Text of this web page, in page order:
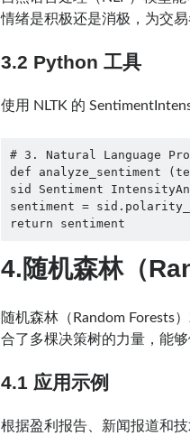
情绪是积极还是消极，为交
3.2 Python 工具
使用 NLTK 的
# 3. Natural Language
def analyze_sentiment
sid Sentiment
sentiment =
return sentiment
4.随机森林（
随机森林（Random Forests
合了多棵决策树的力量，能
4.1 应用示例
根据盈利报告、新闻报道和